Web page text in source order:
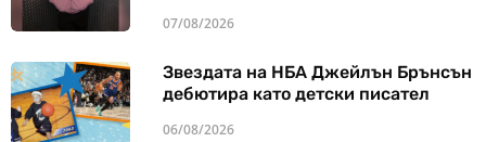
07/08/2026
Звездата на НБА Джейлън Брънсън
дебютира като детски писател
06/08/2026